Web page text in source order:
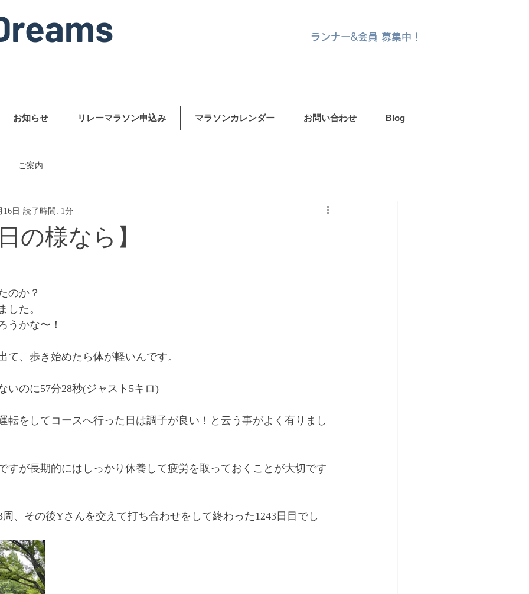
ランナー&会員 募集中！
お知らせ リレーマラソン申込み マラソンカレンダー お問い合わせ Blog
ご案内
の様なら】
16日 読了時間: 1分
のか？
した。
うかな〜！
て、歩き始めたら体が軽いんです。
いのに57分28秒(ジャスト5キロ)
転をしてコースへ行った日は調子が良い！と云う事がよく有りまし
すが長期的にはしっかり休養して疲労を取っておくことが大切です
、その後Yさんを交えて打ち合わせをして終わった1243日目でし